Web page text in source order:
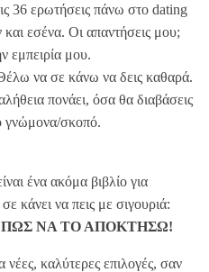
36 ερωτήσεις πάνω στο dating
εσένα. Οι απαντήσεις μου;
εμπειρία μου.
να σε κάνω να δεις καθαρά.
πονάει, όσα θα διαβάσεις
γνώμονα/σκοπό.
ένα ακόμα βιβλίο για
κάνει να πεις με σιγουριά:
ΠΩΣ ΝΑ ΤΟ ΑΠΟΚΤΗΣΩ!
νέες, καλύτερες επιλογές, σαν